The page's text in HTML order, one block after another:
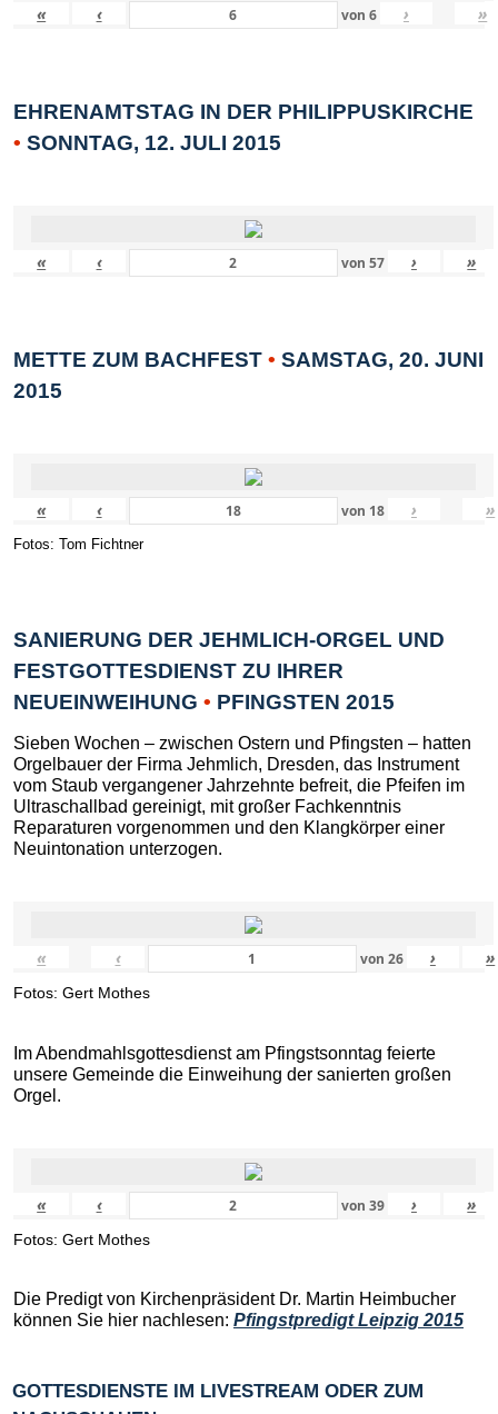
« ‹ von 6 › »
EHRENAMTSTAG IN DER PHILIPPUSKIRCHE
• SONNTAG, 12. JULI 2015
« ‹ von 57 › »
METTE ZUM BACHFEST • SAMSTAG, 20. JUNI
2015
« ‹ von 18 › »
Fotos: Tom Fichtner
SANIERUNG DER JEHMLICH-ORGEL UND
FESTGOTTESDIENST ZU IHRER
NEUEINWEIHUNG • PFINGSTEN 2015
Sieben Wochen – zwischen Ostern und Pfingsten – hatten
Orgelbauer der Firma Jehmlich, Dresden, das Instrument
vom Staub vergangener Jahrzehnte befreit, die Pfeifen im
Ultraschallbad gereinigt, mit großer Fachkenntnis
Reparaturen vorgenommen und den Klangkörper einer
Neuintonation unterzogen.
« ‹ von 26 › »
Fotos: Gert Mothes
Im Abendmahlsgottesdienst am Pfingstsonntag feierte
unsere Gemeinde die Einweihung der sanierten großen
Orgel.
« ‹ von 39 › »
Fotos: Gert Mothes
Die Predigt von Kirchenpräsident Dr. Martin Heimbucher
können Sie hier nachlesen: Pfingstpredigt Leipzig 2015
GOTTESDIENSTE IM LIVESTREAM ODER ZUM